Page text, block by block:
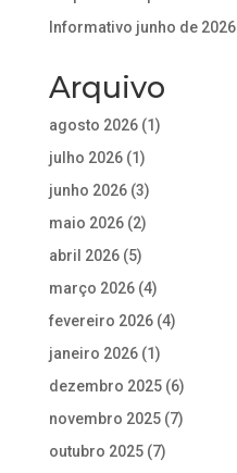
Informativo junho de 2026
Arquivo
agosto 2026(1)
julho 2026(1)
junho 2026(3)
maio 2026(2)
abril 2026(5)
março 2026(4)
fevereiro 2026(4)
janeiro 2026(1)
dezembro 2025(6)
novembro 2025(7)
outubro 2025(7)